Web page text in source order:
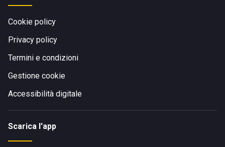
Cookie policy
Privacy policy
Termini e condizioni
Gestione cookie
Accessibilità digitale
Scarica l'app